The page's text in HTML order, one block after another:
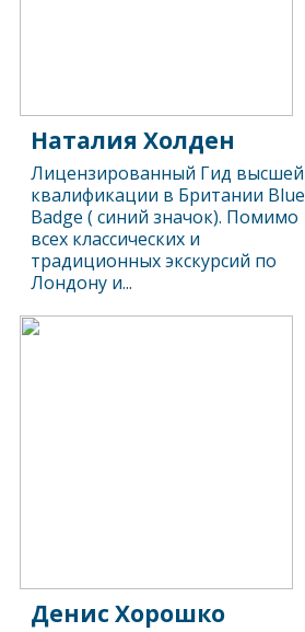
Наталия Холден
Лицензированный Гид высшей
квалификации в Британии Blue
Badge ( синий значок). Помимо
всех классических и
традиционных экскурсий по
Лондону и...
Денис Хорошко